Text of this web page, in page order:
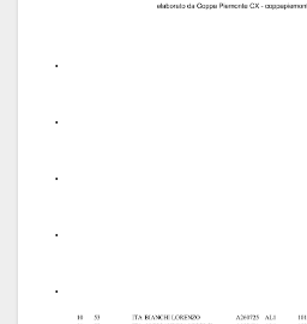
.
.
.
.
.